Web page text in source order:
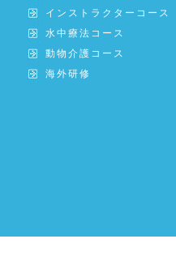
インストラクターコース
水中療法コース
動物介護コース
海外研修